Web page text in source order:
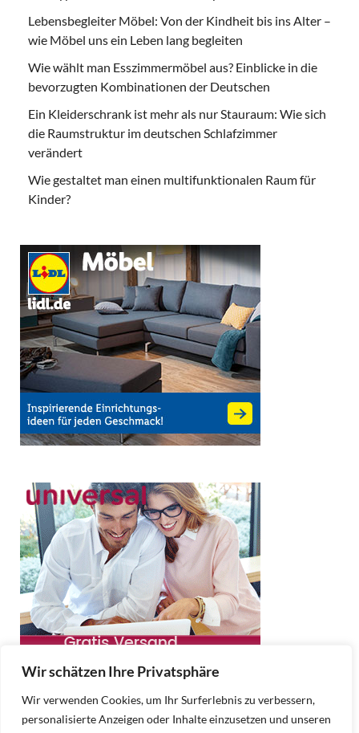
Wir schätzen Ihre Privatsphäre
Wir verwenden Cookies, um Ihr Surferlebnis zu verbessern,
personalisierte Anzeigen oder Inhalte einzusetzen und unseren
Lebensbegleiter Möbel: Von der Kindheit bis ins Alter –
wie Möbel uns ein Leben lang begleiten
Wie wählt man Esszimmermöbel aus? Einblicke in die
bevorzugten Kombinationen der Deutschen
Ein Kleiderschrank ist mehr als nur Stauraum: Wie sich
die Raumstruktur im deutschen Schlafzimmer
verändert
Wie gestaltet man einen multifunktionalen Raum für
Kinder?